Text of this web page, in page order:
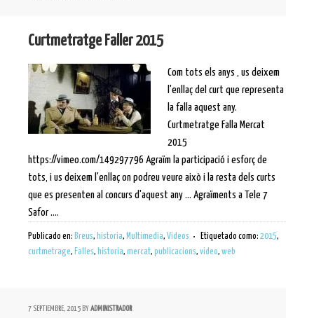
Curtmetratge Faller 2015
Com tots els anys , us deixem
l'enllaç del curt que representa
la falla aquest any.
Curtmetratge Falla Mercat
2015
https://vimeo.com/149297796 Agraïm la participació i esforç de
tots, i us deixem l'enllaç on podreu veure això i la resta dels curts
que es presenten al concurs d'aquest any ... Agraïments a Tele 7
Safor ....
Publicado en: Breus, historia, Multimedia, Videos Etiquetado como: 2015,
curtmetrage, Falles, historia, mercat, publicacions, video, web
7 SEPTIEMBRE, 2015 BY ADMINISTRADOR